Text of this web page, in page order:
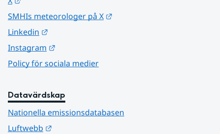
SMHIs meteorologer på X
Linkedin
Instagram
Policy för sociala medier
Datavärdskap
Nationella emissionsdatabasen
Luftwebb